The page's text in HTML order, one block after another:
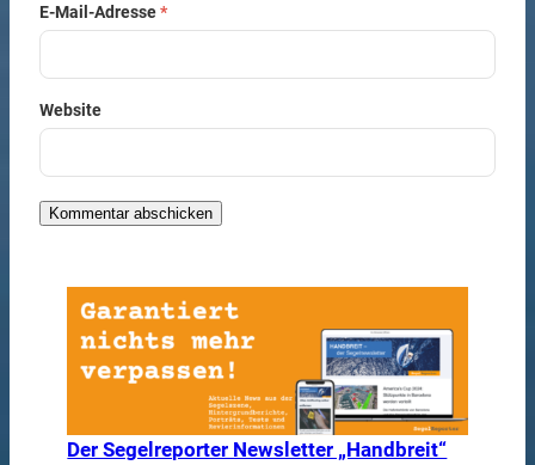
E-Mail-Adresse*
Website
Der Segelreporter Newsletter „Handbreit“